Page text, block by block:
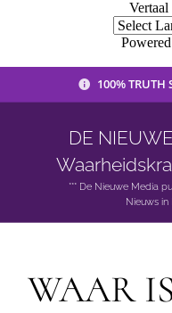
Vertaal
100% TRUTH
DE
*** De Nieuwe Media
Nieuws in
WAAR